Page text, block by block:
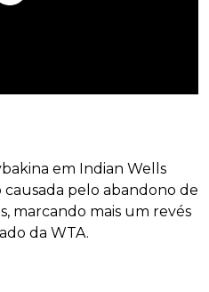
em Indian Wells
pelo abandono de
marcando mais um revés
da WTA.